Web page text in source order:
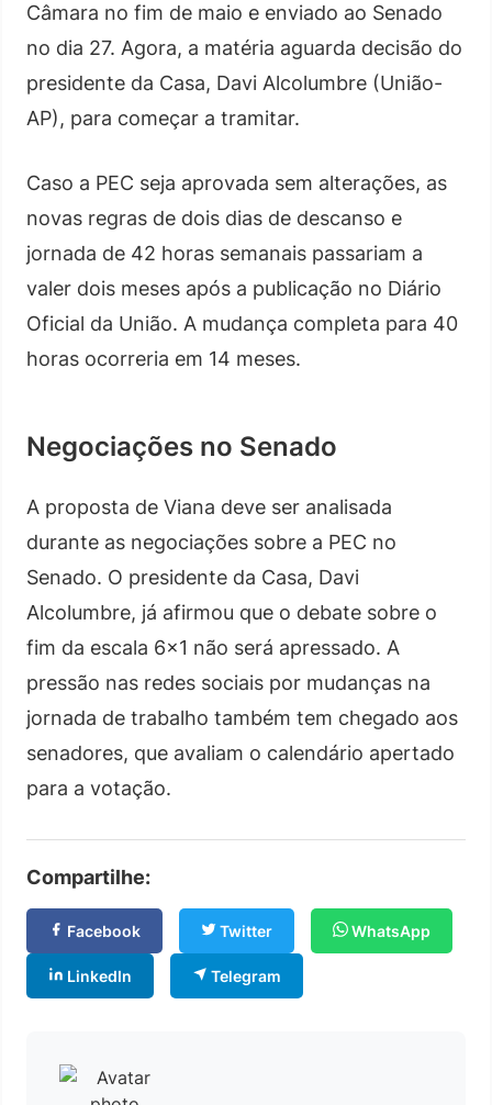
Câmara no fim de maio e enviado ao Senado
no dia 27. Agora, a matéria aguarda decisão do
presidente da Casa, Davi Alcolumbre (União-
AP), para começar a tramitar.
Caso a PEC seja aprovada sem alterações, as
novas regras de dois dias de descanso e
jornada de 42 horas semanais passariam a
valer dois meses após a publicação no Diário
Oficial da União. A mudança completa para 40
horas ocorreria em 14 meses.
Negociações no Senado
A proposta de Viana deve ser analisada
durante as negociações sobre a PEC no
Senado. O presidente da Casa, Davi
Alcolumbre, já afirmou que o debate sobre o
fim da escala 6×1 não será apressado. A
pressão nas redes sociais por mudanças na
jornada de trabalho também tem chegado aos
senadores, que avaliam o calendário apertado
para a votação.
Compartilhe:
Facebook Twitter WhatsApp
LinkedIn Telegram